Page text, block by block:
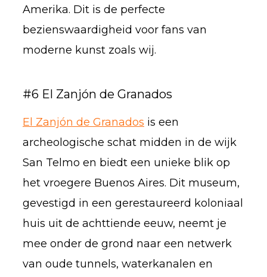
Amerika. Dit is de perfecte
bezienswaardigheid voor fans van
moderne kunst zoals wij.
#6 El Zanjón de Granados
El Zanjón de Granados is een
archeologische schat midden in de wijk
San Telmo en biedt een unieke blik op
het vroegere Buenos Aires. Dit museum,
gevestigd in een gerestaureerd koloniaal
huis uit de achttiende eeuw, neemt je
mee onder de grond naar een netwerk
van oude tunnels, waterkanalen en